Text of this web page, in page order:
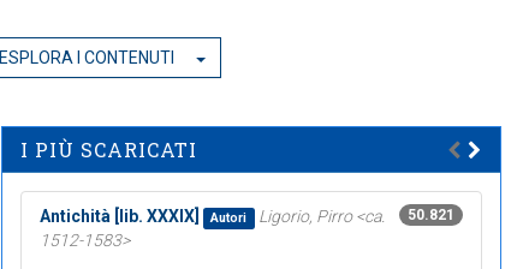
ESPLORA I CONTENUTI
I PIÙ SCARICATI
50.821
Antichità [lib. XXXIX] Autori
Ligorio, Pirro <ca.
1512-1583>